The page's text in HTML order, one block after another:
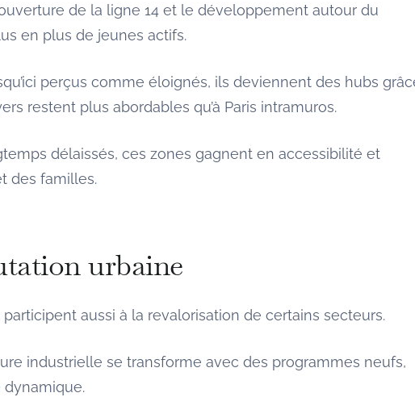
de la ligne 14 et le développement autour du
en plus de jeunes actifs.
perçus comme éloignés, ils deviennent des hubs
restent plus abordables qu’à Paris intramuros.
délaissés, ces zones gagnent en accessibilité et
des familles.
urbaine
aussi à la revalorisation de certains secteurs.
industrielle se transforme avec des programmes neufs,